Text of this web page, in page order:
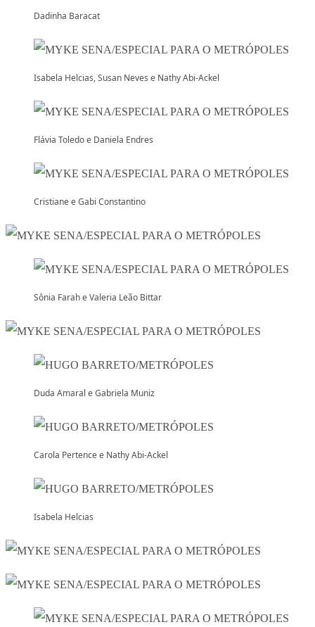
Dadinha Baracat
Isabela Helcias, Susan Neves e Nathy Abi-Ackel
Flávia Toledo e Daniela Endres
Cristiane e Gabi Constantino
Sônia Farah e Valeria Leão Bittar
Duda Amaral e Gabriela Muniz
Carola Pertence e Nathy Abi-Ackel
Isabela Helcias